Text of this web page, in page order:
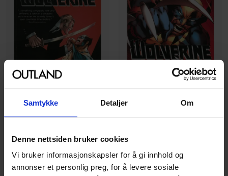
Samtykke Detaljer Om
Denne nettsiden bruker cookies
Vi bruker informasjonskapsler for å gi innhold og
annonser et personlig preg, for å levere sosiale
Wolverine - Volume 2:
Killable (marvel Now)
Alan Davis Mirco Pierfederici Paul Cornell
Wolverine - Volume 1:
Hunting Season (Marvel
Alan Davis